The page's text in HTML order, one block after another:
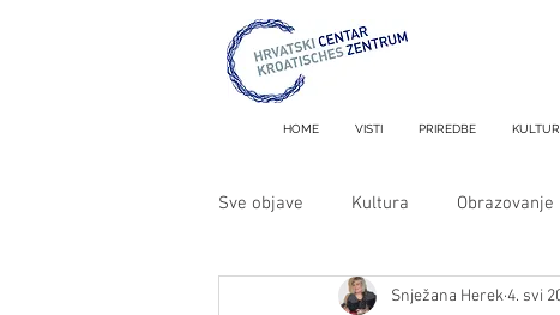
HOME VISTI PRIREDBE
Sve objave Kultura Obrazovanje
Metron i MiniMetronSnježana Herek4. svi